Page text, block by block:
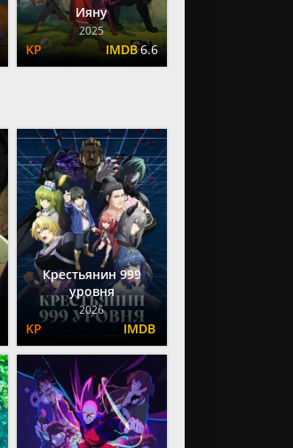
Ияну
2025
6.6
Крестьянин 999
уровня
2026